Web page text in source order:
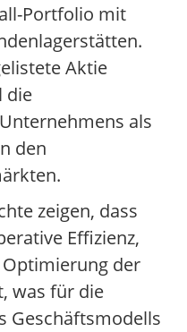
Portfolio mit
Aktie
die
als
den
zeigen, dass
Effizienz,
der
was für die
Geschäftsmodells